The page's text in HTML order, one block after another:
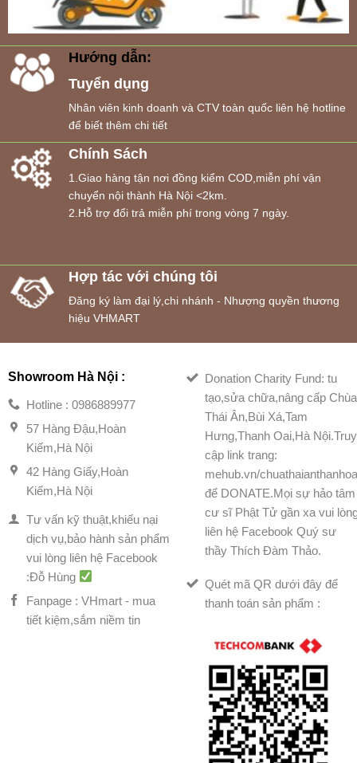
Hướng dẫn:
Tuyển dụng
Nhân viên kinh doanh và CTV toàn quốc liên hệ hotline
để biết thêm chi tiết
Chính Sách
1.Giao hàng tận nơi đồng kiểm COD,miễn phí vận
chuyển nội thành Hà Nội <2km.
2.Hỗ trợ đổi trả miễn phí trong vòng 7 ngày.
Hợp tác với chúng tôi
Đăng ký làm đại lý,chi nhánh - Nhượng quyền thương
hiệu VHMART
Showroom Hà Nội :
Hotline : 0986889977
57 Hàng Đậu,Hoàn
Kiếm,Hà Nội
42 Hàng Giấy,Hoàn
Kiếm,Hà Nội
Tư vấn kỹ thuật,khiếu nại
dịch vụ,bảo hành sản phẩm
vui lòng liên hệ Facebook
:Đỗ Hùng
Fanpage : VHmart - mua
tiết kiệm,sắm niềm tin
Donation Charity Fund: tu
tạo,sửa chữa,nâng cấp Chùa
Thái Ân,Bùi Xá,Tam
Hưng,Thanh Oai,Hà Nội.Truy
cập link trang:
mehub.vn/
để DONATE.Mọi sự hảo tâm
cư sĩ Phật Tử gần xa vui
liên hệ Facebook Quý sư
thầy Thích Đàm Thảo.
Quét mã QR dưới đây để
thanh toán sản phẩm :